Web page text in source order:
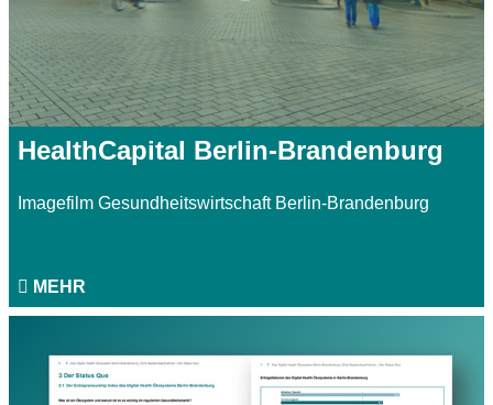
HealthCapital Berlin-Brandenburg
Imagefilm Gesundheitswirtschaft Berlin-Brandenburg
MEHR